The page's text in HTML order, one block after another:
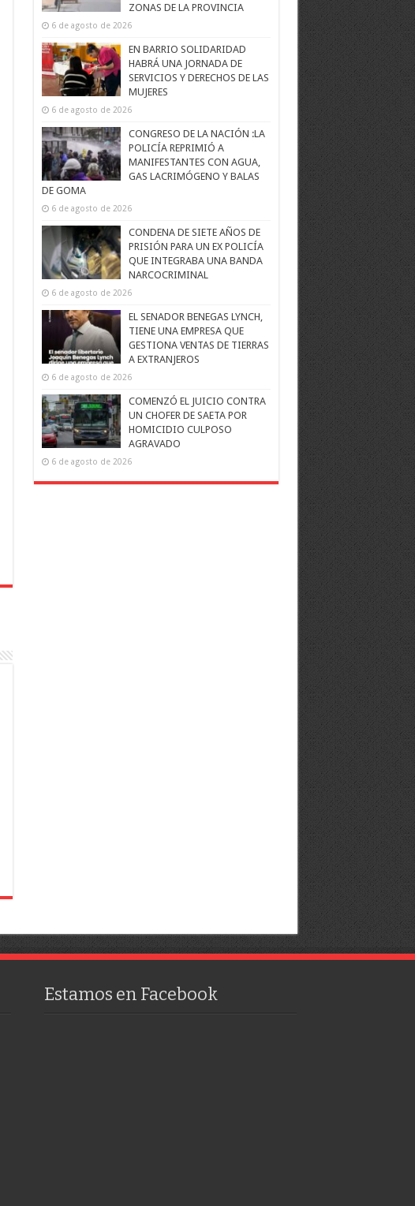
ZONAS DE LA PROVINCIA
6 de agosto de 2026
EN BARRIO SOLIDARIDAD
HABRÁ UNA JORNADA DE
SERVICIOS Y DERECHOS DE LAS
MUJERES
6 de agosto de 2026
CONGRESO DE LA NACIÓN :LA
POLICÍA REPRIMIÓ A
MANIFESTANTES CON AGUA,
GAS LACRIMÓGENO Y BALAS
DE GOMA
6 de agosto de 2026
CONDENA DE SIETE AÑOS DE
PRISIÓN PARA UN EX POLICÍA
QUE INTEGRABA UNA BANDA
NARCOCRIMINAL
6 de agosto de 2026
EL SENADOR BENEGAS LYNCH,
TIENE UNA EMPRESA QUE
GESTIONA VENTAS DE TIERRAS
A EXTRANJEROS
6 de agosto de 2026
COMENZÓ EL JUICIO CONTRA
UN CHOFER DE SAETA POR
HOMICIDIO CULPOSO
AGRAVADO
6 de agosto de 2026
Estamos en Facebook